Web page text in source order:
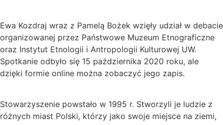
Ewa Kozdraj wraz z Pamelą Bożek wzięły udział w debacie
organizowanej przez Państwowe Muzeum Etnograficzne
oraz Instytut Etnologii i Antropologii Kulturowej UW.
Spotkanie odbyło się 15 października 2020 roku, ale
dzięki formie online można zobaczyć jego zapis.
Stowarzyszenie powstało w 1995 r. Stworzyli je ludzie z
różnych miast Polski, którzy jako swoje miejsce na ziemi,